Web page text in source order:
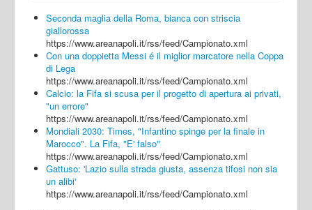
Seconda maglia della Roma, bianca con striscia
giallorossa
https://www.areanapoli.it/rss/feed/Campionato.xml
Con una doppietta Messi é il miglior marcatore nella Coppa
di Lega
https://www.areanapoli.it/rss/feed/Campionato.xml
Calcio: la Fifa si scusa per il progetto di apertura ai privati,
"un errore"
https://www.areanapoli.it/rss/feed/Campionato.xml
Mondiali 2030: Times, "Infantino spinge per la finale in
Marocco". La Fifa, "E' falso"
https://www.areanapoli.it/rss/feed/Campionato.xml
Gattuso: 'Lazio sulla strada giusta, assenza tifosi non sia
un alibi'
https://www.areanapoli.it/rss/feed/Campionato.xml